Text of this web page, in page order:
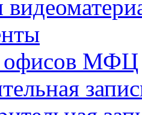
офисов МФЦ